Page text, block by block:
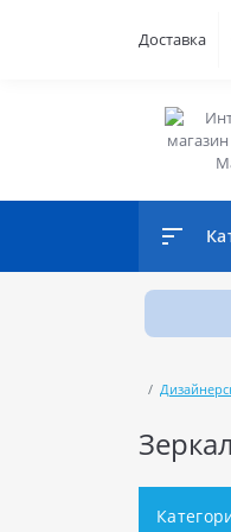
Доставка